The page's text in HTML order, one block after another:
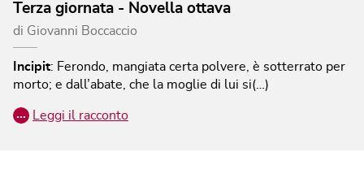
Terza giornata - Novella ottava
di Giovanni Boccaccio
Incipit: Ferondo, mangiata certa polvere, è sotterrato per
morto; e dall’abate, che la moglie di lui si(…)
… Leggi il racconto